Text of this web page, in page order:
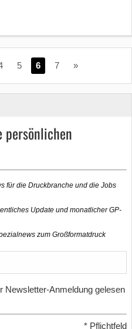
5 6 7 »
persönlichen
für die Druckbranche und die Jobs
Update und monatlicher GP-
zum Großformatdruck
Newsletter-Anmeldung gelesen
* Pflichtfeld